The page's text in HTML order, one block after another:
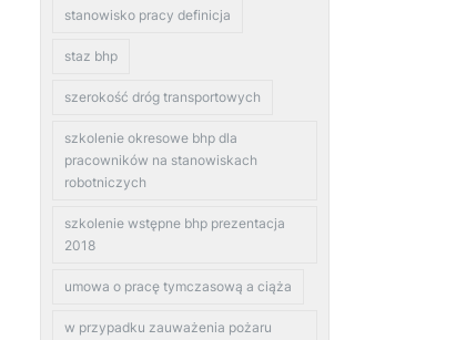
stanowisko pracy definicja
staz bhp
szerokość dróg transportowych
szkolenie okresowe bhp dla
pracowników na stanowiskach
robotniczych
szkolenie wstępne bhp prezentacja
2018
umowa o pracę tymczasową a ciąża
w przypadku zauważenia pożaru